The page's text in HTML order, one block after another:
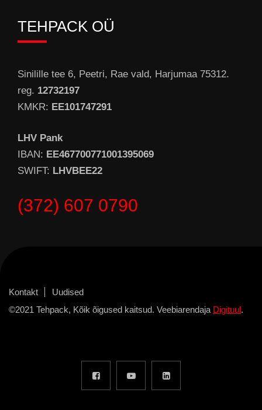
TEHPACK OÜ
Sinilille tee 6, Peetri, Rae vald, Harjumaa 75312.
reg. 12732197
KMKR: EE101747291
LHV Pank
IBAN: EE467700771001395069
SWIFT: LHVBEE22
(372) 607 0790
Kontakt
Uudised
©2021 Tehpack, Kõik õigused kaitsud. Veebiarendaja Digituul.